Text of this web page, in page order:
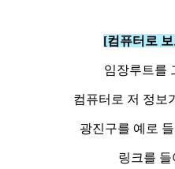
[컴퓨터로
임장루트를
컴퓨터로 저 정보
광진구를 예로
링크를 들